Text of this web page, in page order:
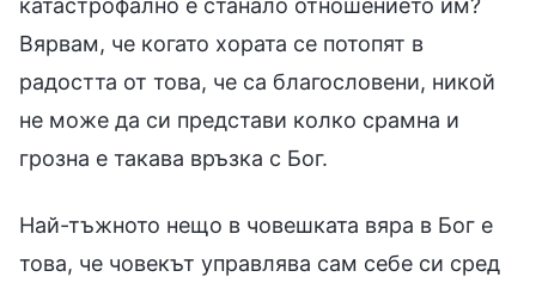
Вярвам, че когато хората се потопят в
радостта от това, че са благословени, никой
не може да си представи колко срамна и
грозна е такава връзка с Бог.
Най-тъжното нещо в човешката вяра в Бог е
това, че човекът управлява сам себе си сред